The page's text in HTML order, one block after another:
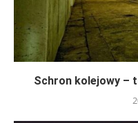
Schron kolejowy –